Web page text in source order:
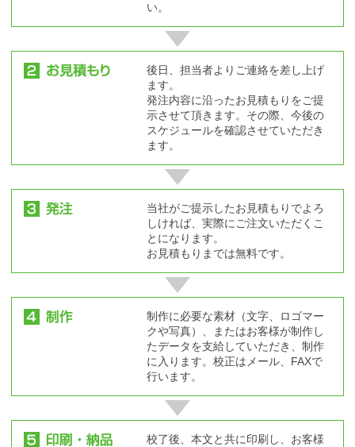
い。
後日、担当者よりご連絡を差し上げ
ます。
発注内容に沿ったお見積もりをご提
示させて頂きます。その際、今後の
スケジュールを確認させていただき
ます。
当社がご提示したお見積もりでよろ
しければ、実際にご注文いただくこ
とになります。
お見積もりまでは無料です。
制作に必要な素材（文字、ロゴマー
クや写真）、またはお客様が制作し
たデータを支給していただき、制作
に入ります。校正はメール、FAXで
行います。
校了後、本文と共に印刷し、お客様